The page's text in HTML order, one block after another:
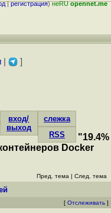
|регистрация)неRUopennet.me
| ]
вход/
выход
слежка
RSS
"19.4%
Docker
Пред. тема | След. тема
[ Отслеживать ]